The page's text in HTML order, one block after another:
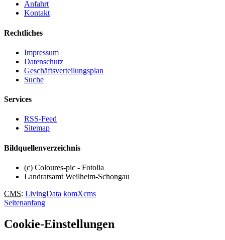
Anfahrt
Kontakt
Rechtliches
Impressum
Datenschutz
Geschäftsverteilungsplan
Suche
Services
RSS-Feed
Sitemap
Bildquellenverzeichnis
(c) Coloures-pic - Fotolia
Landratsamt Weilheim-Schongau
CMS: LivingData komXcms
Seitenanfang
Cookie-Einstellungen